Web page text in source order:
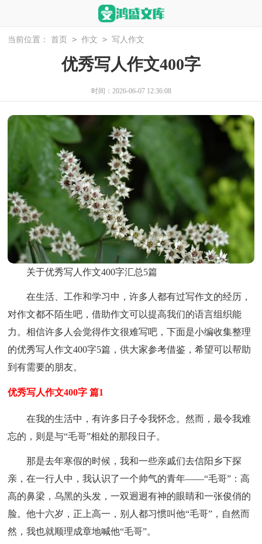
当前位置： 首页 > 作文 > 写人作文
优秀写人作文400字
时间：2026-06-07 12:36:08
关于优秀写人作文400字汇总5篇
在生活、工作和学习中，许多人都有过写作文的经历，
对作文都不陌生吧，借助作文可以提高我们的语言组织能
力。相信许多人会觉得作文很难写吧，下面是小编收集整理
的优秀写人作文400字5篇，供大家参考借鉴，希望可以帮助
到有需要的朋友。
优秀写人作文400字 篇1
在我的生活中，有许多日子令我怀念。然而，最令我难
忘的，则是与“毛哥”相处的那段日子。
那是去年寒假的时候，我和一些亲戚们去信阳乡下探
亲，在一行人中，我认识了一个帅气的青年——“毛哥”：高
高的鼻梁，乌黑的头发，一双迥迥有神的眼睛和一张俊俏的
脸。他十六岁，正上高一，别人都习惯叫他“毛哥”，自然而
然，我也就顺理成章地喊他“毛哥”。